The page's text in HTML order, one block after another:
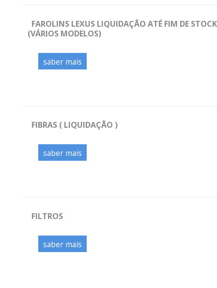
FAROLINS LEXUS LIQUIDAÇÃO ATÉ FIM DE STOCK
(VÁRIOS MODELOS)
saber mais
FIBRAS ( LIQUIDAÇÃO )
saber mais
FILTROS
saber mais